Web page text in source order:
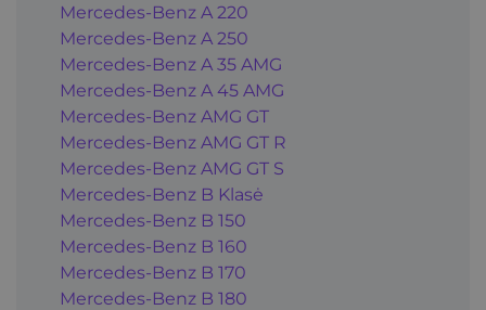
Mercedes-Benz A 220
Mercedes-Benz A 250
Mercedes-Benz A 35 AMG
Mercedes-Benz A 45 AMG
Mercedes-Benz AMG GT
Mercedes-Benz AMG GT R
Mercedes-Benz AMG GT S
Mercedes-Benz B Klasė
Mercedes-Benz B 150
Mercedes-Benz B 160
Mercedes-Benz B 170
Mercedes-Benz B 180